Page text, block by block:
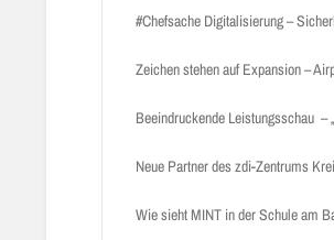
#Chefsache Digitalisierung –
Zeichen stehen auf Expansion –
Beeindruckende Leistungsschau –
Neue Partner des zdi-Zentrums
Wie sieht MINT in der Schule am